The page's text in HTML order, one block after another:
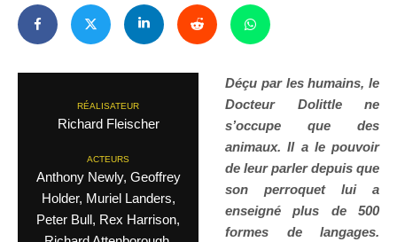
RÉALISATEUR
Richard Fleischer
ACTEURS
Anthony Newly, Geoffrey
Holder, Muriel Landers,
Peter Bull, Rex Harrison,
Déçu par les humains, le
Docteur Dolittle ne
s’occupe que des
animaux. Il a le pouvoir
de leur parler depuis que
son perroquet lui a
enseigné plus de 500
formes de langages.